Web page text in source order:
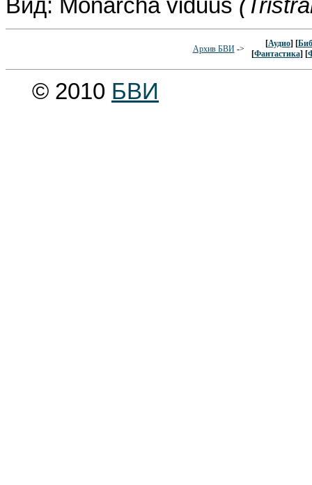
Вид: Monarcha viduus
Архив БВИ->
[Аудио] [
[Фантастика] [
© 2010 БВИ